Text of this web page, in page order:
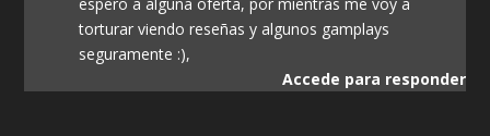
torturar viendo reseñas y algunos gamplays
seguramente :),
Accede para responder